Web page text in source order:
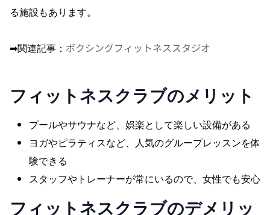
る施設もあります。
➡︎関連記事： ボクシングフィットネススタジオ
フィットネスクラブのメリット
プールやサウナなど、娯楽として楽しい設備がある
ヨガやピラティスなど、人気のグループレッスンを体
験できる
スタッフやトレーナーが常にいるので、女性でも安心
フィットネスクラブのデメリッ